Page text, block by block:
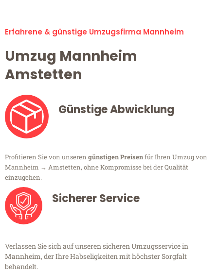
Erfahrene & günstige Umzugsfirma Mannheim
Umzug Mannheim
Amstetten
Günstige Abwicklung
Profitieren Sie von unseren günstigen Preisenfür Ihren Umzug von
Mannheim → Amstetten, ohne Kompromisse bei der Qualität
einzugehen.
Sicherer Service
Verlassen Sie sich auf unseren sicheren Umzugsservice in
Mannheim, der Ihre Habseligkeiten mit höchster Sorgfalt
behandelt.